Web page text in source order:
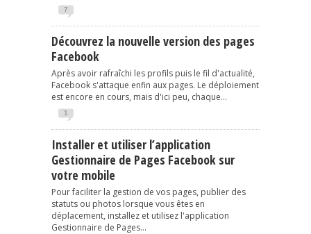
7
Découvrez la nouvelle version des pages
Facebook
Après avoir rafraîchi les profils puis le fil d'actualité,
Facebook s'attaque enfin aux pages. Le déploiement
est encore en cours, mais d'ici peu, chaque...
1
Installer et utiliser l’application
Gestionnaire de Pages Facebook sur
votre mobile
Pour faciliter la gestion de vos pages, publier des
statuts ou photos lorsque vous êtes en
déplacement, installez et utilisez l'application
Gestionnaire de Pages...